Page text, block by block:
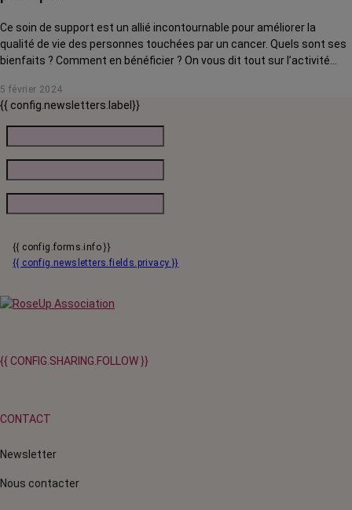
Ce soin de support est un allié incontournable pour améliorer la
qualité de vie des personnes touchées par un cancer. Quels sont ses
bienfaits ? Comment en bénéficier ? On vous dit tout sur l’activité
5 février 2024
{{ config.newsletters.label}}
{{ config.forms.info }}
{{ config.newsletters.fields.privacy }}
{{ CONFIG.SHARING.FOLLOW }}
CONTACT
Newsletter
Nous contacter